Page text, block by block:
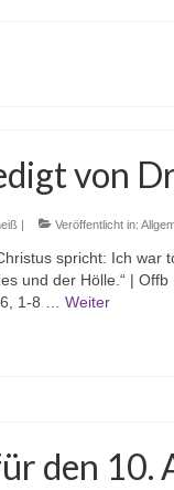
von
| Veröffentlicht in:
spricht: Ich war
und der Hölle.“ |
1-8 …Weiter
den